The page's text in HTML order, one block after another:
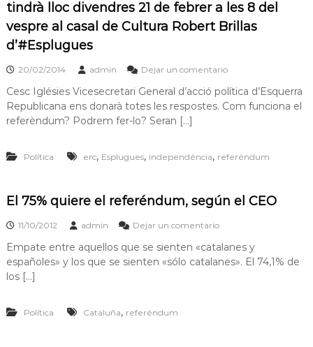
s
d
o
b
r
g
t
m
a
E
s
p
g
s
e
o
g
tindrà lloc divendres 21 de febrer a les 8 del
vespre al casal de Cultura Robert Brillas
d’#Esplugues
20/02/2014 admin Dejar un comentario
Cesc Iglésies Vicesecretari General d’acció política d’Esquerra
Republicana ens donarà totes les respostes. Com funciona el
referèndum? Podrem fer-lo? Seran […]
Política erc, Esplugues, independència, referéndum
El 75% quiere el referéndum, según el CEO
11/10/2012 admin Dejar un comentario
Empate entre aquellos que se sienten «catalanes y
españoles» y los que se sienten «sólo catalanes». El 74,1% de
los […]
Política Cataluña, referéndum